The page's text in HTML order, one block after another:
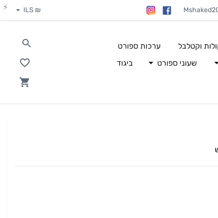
₪ ILS
וקטלבל
ערכות ספורט
שעוני ספורט
ביגוד